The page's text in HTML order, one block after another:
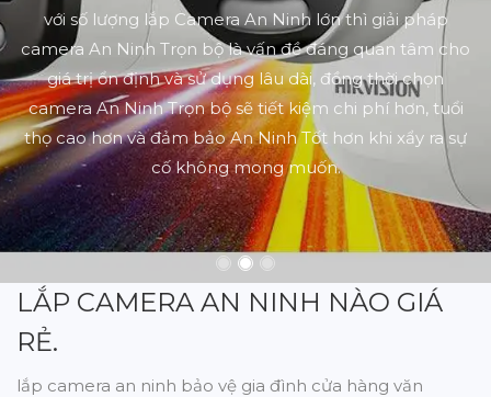
với số lượng lắp Camera An Ninh lớn thì giải pháp
camera An Ninh Trọn bộ là vấn đề đáng quan tâm cho
giá trị ổn định và sử dụng lâu dài, đồng thời chọn
camera An Ninh Trọn bộ sẽ tiết kiệm chi phí hơn, tuổi
thọ cao hơn và đảm bảo An Ninh Tốt hơn khi xẩy ra sự
cố không mong muốn.
LẮP CAMERA AN NINH NÀO GIÁ
RẺ.
lắp camera an ninh bảo vệ gia đình cửa hàng văn